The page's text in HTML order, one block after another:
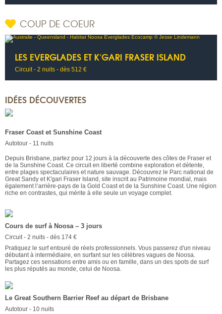
COUP DE COEUR
LES EVERGLADES ET K'GARI FRASER ISLAND
Circuit - 2 nuits - dès 512 €
IDÉES DÉCOUVERTES
Fraser Coast et Sunshine Coast
Autotour - 11 nuits
Depuis Brisbane, partez pour 12 jours à la découverte des côtes de Fraser et
de la Sunshine Coast. Ce circuit en liberté combine exploration et détente,
entre plages spectaculaires et nature sauvage. Découvrez le Parc national de
Great Sandy et K'gari Fraser Island, site inscrit au Patrimoine mondial, mais
également l’arrière-pays de la Gold Coast et de la Sunshine Coast. Une région
riche en contrastes, qui mérite à elle seule un voyage complet.
Cours de surf à Noosa – 3 jours
Circuit - 2 nuits - dès 174 €
Pratiquez le surf entouré de réels professionnels. Vous passerez d'un niveau
débutant à intermédiaire, en surfant sur les célèbres vagues de Noosa.
Partagez ces sensations entre amis ou en famille, dans un des spots de surf
les plus réputés au monde, celui de Noosa.
Le Great Southern Barrier Reef au départ de Brisbane
Autotour - 10 nuits